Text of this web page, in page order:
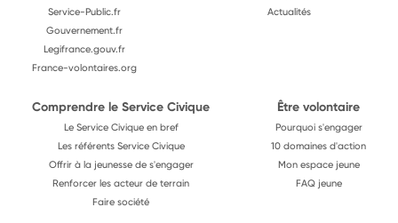
Service-Public.fr
Gouvernement.fr
Legifrance.gouv.fr
France-volontaires.org
Actualités
Comprendre le Service Civique
Le Service Civique en bref
Les référents Service Civique
Offrir à la jeunesse de s'engager
Renforcer les acteur de terrain
Faire société
Être volontaire
Pourquoi s'engager
10 domaines d'action
Mon espace jeune
FAQ jeune